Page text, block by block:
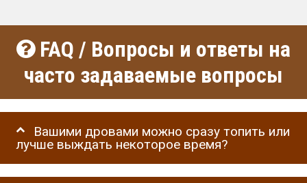
FAQ / Вопросы и ответы на
часто задаваемые вопросы
Вашими дровами можно сразу топить или
лучше выждать некоторое время?